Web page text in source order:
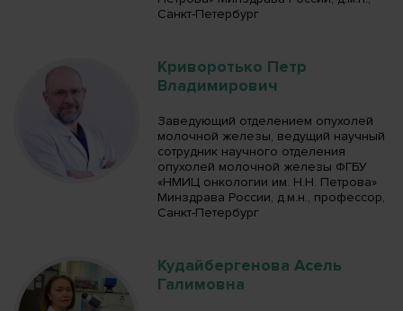
Санкт-Петербург
Криворотько Петр
Владимирович
Заведующий отделением опухолей
молочной железы, ведущий научный
сотрудник научного отделения
опухолей молочной железы ФГБУ
«НМИЦ онкологии им. Н.Н. Петрова»
Минздрава России, д.м.н., профессор,
Санкт-Петербург
Кудайбергенова Асель
Галимовна